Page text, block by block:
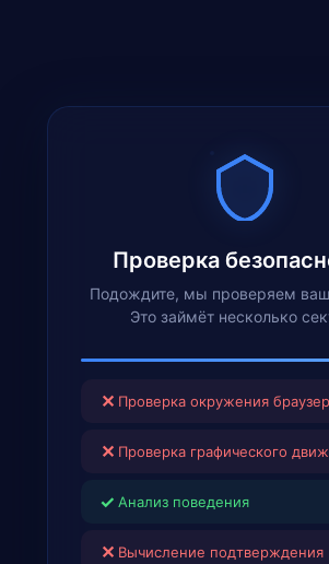
Проверка
Подождите, мы проверяем
Это займёт несколько
✕ Проверка окружения
✕ Проверка графического
✓ Анализ поведения
✕ Вычисление подтверждения